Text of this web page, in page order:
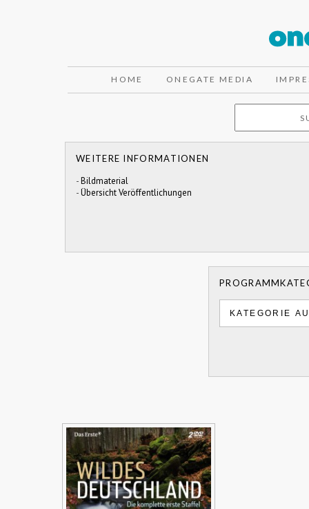
HOME ONEGATE MEDIA
WEITERE INFORMATIONEN
-Bildmaterial
-Übersicht Veröffentlichungen